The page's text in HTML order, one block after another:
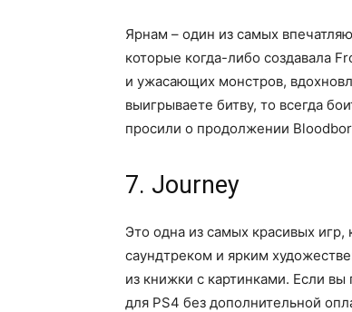
Ярнам – один из самых
которые когда-либо создавала
и ужасающих монстров,
выигрываете битву, то всегда
просили о продолжении
7. Journey
Это одна из самых красивых
саундтреком и ярким
из книжки с картинками. Если
для PS4 без дополнительной